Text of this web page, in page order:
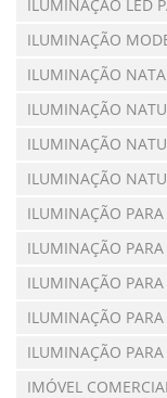
ILUMINAÇÃO LED
ILUMINAÇÃO
ILUMINAÇÃO
ILUMINAÇÃO
ILUMINAÇÃO
ILUMINAÇÃO
ILUMINAÇÃO
ILUMINAÇÃO
ILUMINAÇÃO PARA
ILUMINAÇÃO PARA
ILUMINAÇÃO PARA
IMÓVEL